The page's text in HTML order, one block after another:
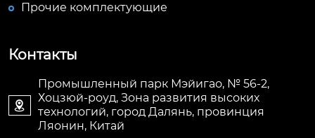
Прочие комплектующие
Контакты

Промышленный парк Мэйигао, № 56-2,
Хоцзюй-роуд, Зона развития высоких
технологий, город Далянь, провинция
Ляонин, Китай